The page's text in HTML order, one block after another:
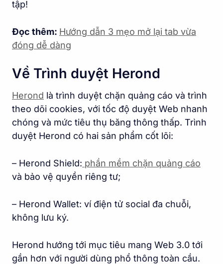
tập!
Đọc thêm: Hướng dẫn 3 mẹo mở lại tab vừa
đóng dễ dàng
Về Trình duyệt Herond
Herond là trình duyệt chặn quảng cáo và trình
theo dõi cookies, với tốc độ duyệt Web nhanh
chóng và mức tiêu thụ băng thông thấp. Trình
duyệt Herond có hai sản phẩm cốt lõi:
– Herond Shield: phần mềm chặn quảng cáo
và bảo vệ quyền riêng tư;
– Herond Wallet: ví điện tử social đa chuỗi,
không lưu ký.
Herond hướng tới mục tiêu mang Web 3.0 tới
gần hơn với người dùng phổ thông toàn cầu.